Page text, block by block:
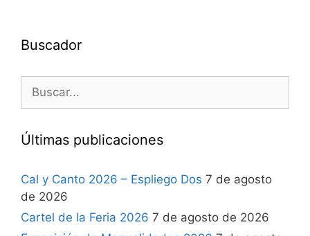
Buscador
Últimas publicaciones
Cal y Canto 2026 – Espliego Dos 7 de agosto
de 2026
Cartel de la Feria 2026 7 de agosto de 2026